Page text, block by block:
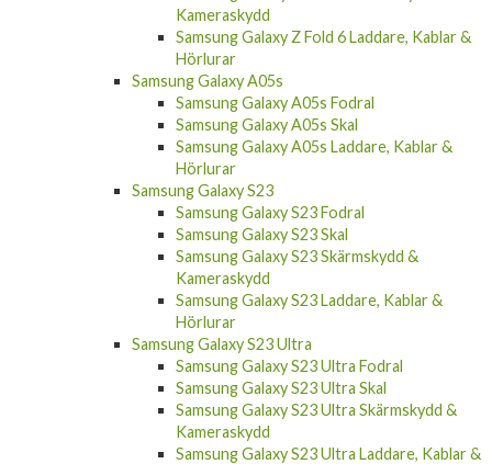
Kameraskydd
Samsung Galaxy Z Fold 6 Laddare, Kablar &
Hörlurar
Samsung Galaxy A05s
Samsung Galaxy A05s Fodral
Samsung Galaxy A05s Skal
Samsung Galaxy A05s Laddare, Kablar &
Hörlurar
Samsung Galaxy S23
Samsung Galaxy S23 Fodral
Samsung Galaxy S23 Skal
Samsung Galaxy S23 Skärmskydd &
Kameraskydd
Samsung Galaxy S23 Laddare, Kablar &
Hörlurar
Samsung Galaxy S23 Ultra
Samsung Galaxy S23 Ultra Fodral
Samsung Galaxy S23 Ultra Skal
Samsung Galaxy S23 Ultra Skärmskydd &
Kameraskydd
Samsung Galaxy S23 Ultra Laddare, Kablar &